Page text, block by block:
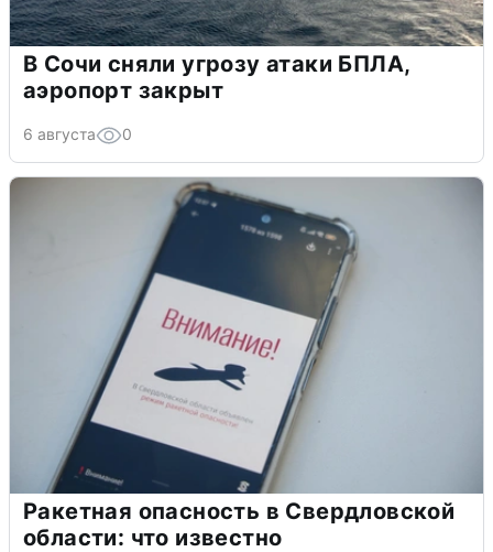
В Сочи сняли угрозу атаки БПЛА,
аэропорт закрыт
6 августа 0
Ракетная опасность в Свердловской
области: что известно